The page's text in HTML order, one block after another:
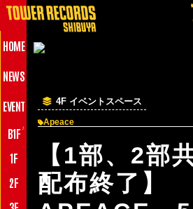
HOME
NEWS
EVENT
B1F ♪
1F
2F
4F イベントスペース
Apeace
【1部、2部
配布終了】